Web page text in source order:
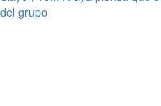
del grupo